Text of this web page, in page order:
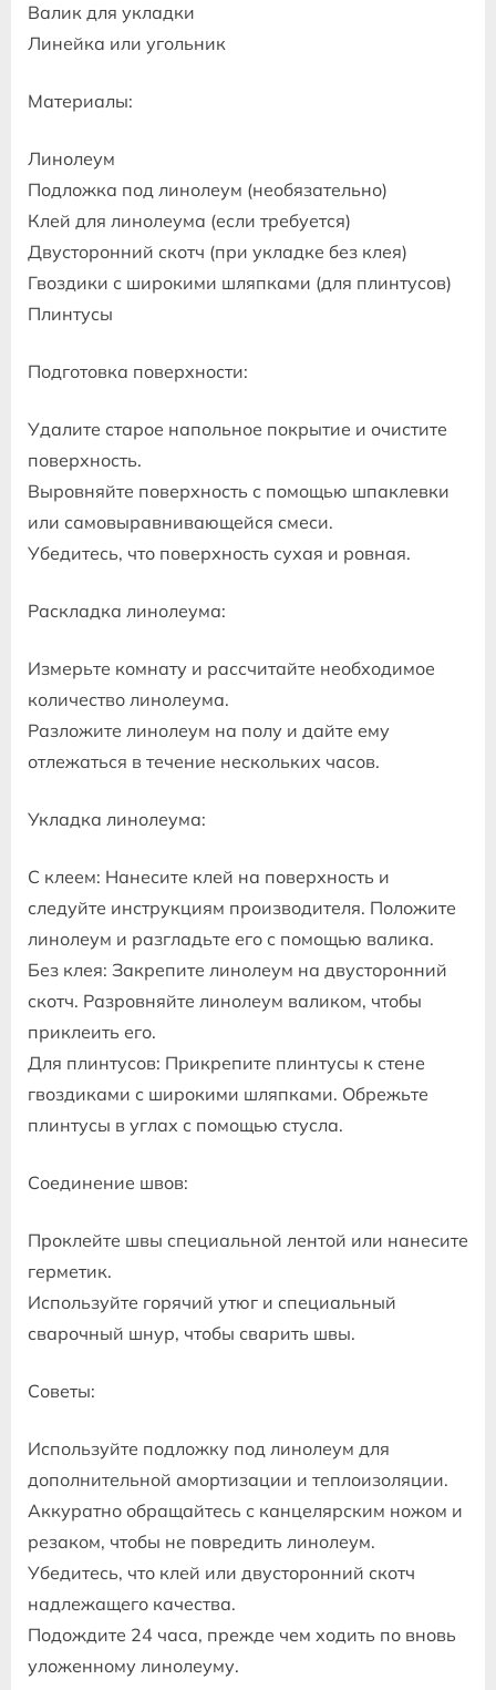
Валик для укладки
Линейка или угольник
Материалы:
Линолеум
Подложка под линолеум (необязательно)
Клей для линолеума (если требуется)
Двусторонний скотч (при укладке без клея)
Гвоздики с широкими шляпками (для плинтусов)
Плинтусы
Подготовка поверхности:
Удалите старое напольное покрытие и очистите
поверхность.
Выровняйте поверхность с помощью шпаклевки
или самовыравнивающейся смеси.
Убедитесь, что поверхность сухая и ровная.
Раскладка линолеума:
Измерьте комнату и рассчитайте необходимое
количество линолеума.
Разложите линолеум на полу и дайте ему
отлежаться в течение нескольких часов.
Укладка линолеума:
С клеем: Нанесите клей на поверхность и
следуйте инструкциям производителя. Положите
линолеум и разгладьте его с помощью валика.
Без клея: Закрепите линолеум на двусторонний
скотч. Разровняйте линолеум валиком, чтобы
приклеить его.
Для плинтусов: Прикрепите плинтусы к стене
гвоздиками с широкими шляпками. Обрежьте
плинтусы в углах с помощью стусла.
Соединение швов:
Проклейте швы специальной лентой или нанесите
герметик.
Используйте горячий утюг и специальный
сварочный шнур, чтобы сварить швы.
Советы:
Используйте подложку под линолеум для
дополнительной амортизации и теплоизоляции.
Аккуратно обращайтесь с канцелярским ножом и
резаком, чтобы не повредить линолеум.
Убедитесь, что клей или двусторонний скотч
надлежащего качества.
Подождите 24 часа, прежде чем ходить по вновь
уложенному линолеуму.